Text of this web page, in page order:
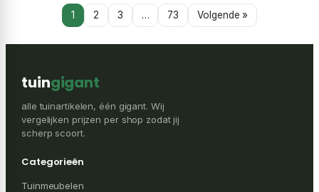
1 2 3 … 73 Volgende »
tuingigant
alle tuinartikelen, één gigant. Wij
vergelijken prijzen per shop zodat jij
scherp scoort.
Categorieën
Tuinmeubelen